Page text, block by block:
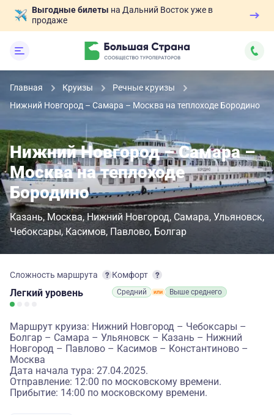
Выгодные билеты на Дальний Восток уже в
продаже
Главная Круизы
Речные круизы
Нижний Новгород – Самара – Москва на теплоходе Бородино
Нижний Новгород – Самара –
Москва на теплоходе
Бородино
Казань Москва Нижний Новгород Самара Ульяновск
Чебоксары Касимов Павлово Болгар
Сложность маршрута
Легкий уровень
Комфорт
Средний Выше среднего
Маршрут круиза: Нижний Новгород – Чебоксары –
Болгар – Самара – Ульяновск – Казань – Нижний
Новгород – Павлово – Касимов – Константиново –
Москва
Дата начала тура: 27.04.2025.
Отправление: 12:00 по московскому времени.
Прибытие: 14:00 по московскому времени.